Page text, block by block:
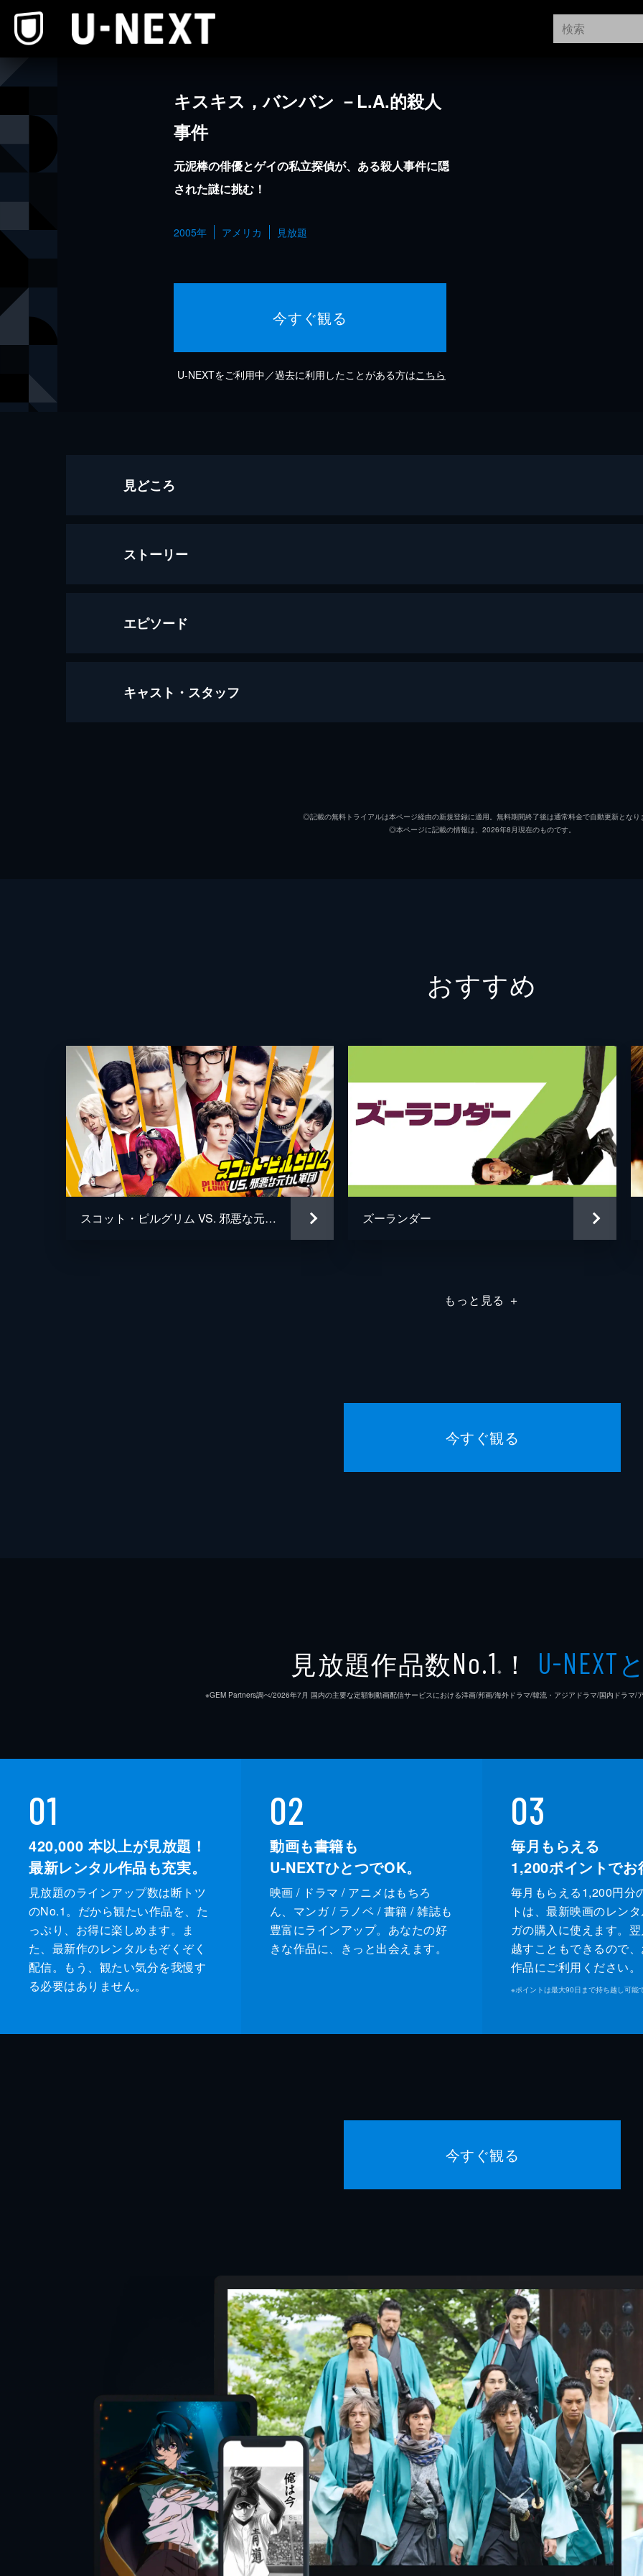
キスキス，バンバン －L.A.的殺人
事件
元泥棒の俳優とゲイの私立探偵が、ある殺人事件に隠
された謎に挑む！
2005年 アメリカ 見放題
今すぐ観る
U-NEXTをご利用中／過去に利用したことがある方はこちら
見どころ
ストーリー
エピソード
キスキス，バンバン －L.A.的殺人事件
キャスト・スタッフ
ハーモニー・フェイス・レイン
アン
ヴィ
監督 シェ
脚本 シェ
ジョン
◎記載の無料トライアルは本ページ経由の新規登録に適用。無料期間終了後は通常料金で自動更新となり
◎本ページに記載の情報は、2026年8月現在のものです。
おすすめ
スコット・ピルグリム VS. 邪悪な元カレ軍団 ズーランダー
もっと見る ＋
今すぐ観る
見放題作品数No.1 ※ ！ U-NEXT
※GEM Partners調べ/2026年7⽉ 国内の主要な定額制動画配信サービスにおける洋画/邦画/海外ドラマ/韓流・アジアドラマ/国内ドラマ/
01
420,000 本以上が見放題！
最新レンタル作品も充実。
見放題のラインアップ数は断トツ
のNo.1。だから観たい作品を、た
っぷり、お得に楽しめます。ま
た、最新作のレンタルもぞくぞく
配信。もう、観たい気分を我慢す
る必要はありません。
02
動画も書籍も
U-NEXTひとつでOK。
映画 / ドラマ / アニメはもちろ
ん、マンガ / ラノベ / 書籍 / 雑誌も
豊富にラインアップ。あなたの好
きな作品に、きっと出会えます。
03
毎月もらえる
1,200ポイントでお
毎月もらえる1,200円分
トは、最新映画のレン
ガの購入に使えます。
越すこともできるので
作品にご利用ください。
※ポイントは最大90日まで持ち越し可能で
今すぐ観る